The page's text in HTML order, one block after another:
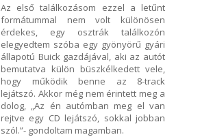
Az első találkozásom ezzel a letűnt
formátummal nem volt különösen
érdekes, egy osztrák találkozón
elegyedtem szóba egy gyönyörű gyári
állapotú Buick gazdájával, aki az autót
bemutatva külön büszkélkedett vele,
hogy működik benne az 8-track
lejátszó. Akkor még nem érintett meg a
dolog, „Az én autómban meg el van
rejtve egy CD lejátszó, sokkal jobban
szól.”- gondoltam magamban.